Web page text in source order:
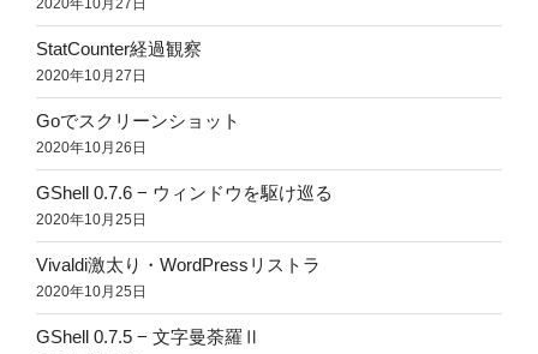
2020年10月27日
StatCounter経過観察
2020年10月27日
Goでスクリーンショット
2020年10月26日
GShell 0.7.6 − ウィンドウを駆け巡る
2020年10月25日
Vivaldi激太り・WordPressリストラ
2020年10月25日
GShell 0.7.5 − 文字曼荼羅Ⅱ